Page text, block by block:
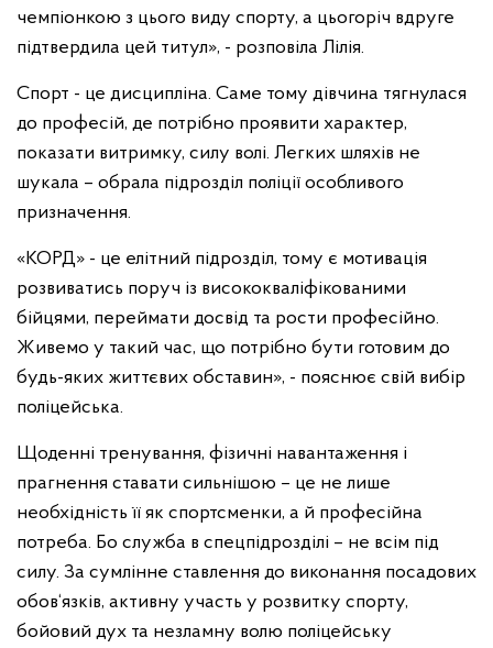
чемпіонкою з цього виду спорту, а цьогоріч вдруге
підтвердила цей титул», - розповіла Лілія.
Спорт - це дисципліна. Саме тому дівчина тягнулася
до професій, де потрібно проявити характер,
показати витримку, силу волі. Легких шляхів не
шукала – обрала підрозділ поліції особливого
призначення.
«КОРД» - це елітний підрозділ, тому є мотивація
розвиватись поруч із висококваліфікованими
бійцями, переймати досвід та рости професійно.
Живемо у такий час, що потрібно бути готовим до
будь-яких життєвих обставин», - пояснює свій вибір
поліцейська.
Щоденні тренування, фізичні навантаження і
прагнення ставати сильнішою – це не лише
необхідність її як спортсменки, а й професійна
потреба. Бо служба в спецпідрозділі – не всім під
силу. За сумлінне ставлення до виконання посадових
обов‘язків, активну участь у розвитку спорту,
бойовий дух та незламну волю поліцейську